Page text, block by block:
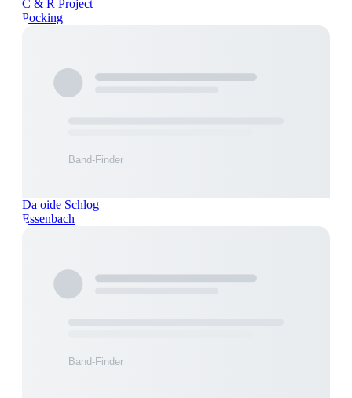
C & R Project
Pocking
Da oide Schlog
Essenbach